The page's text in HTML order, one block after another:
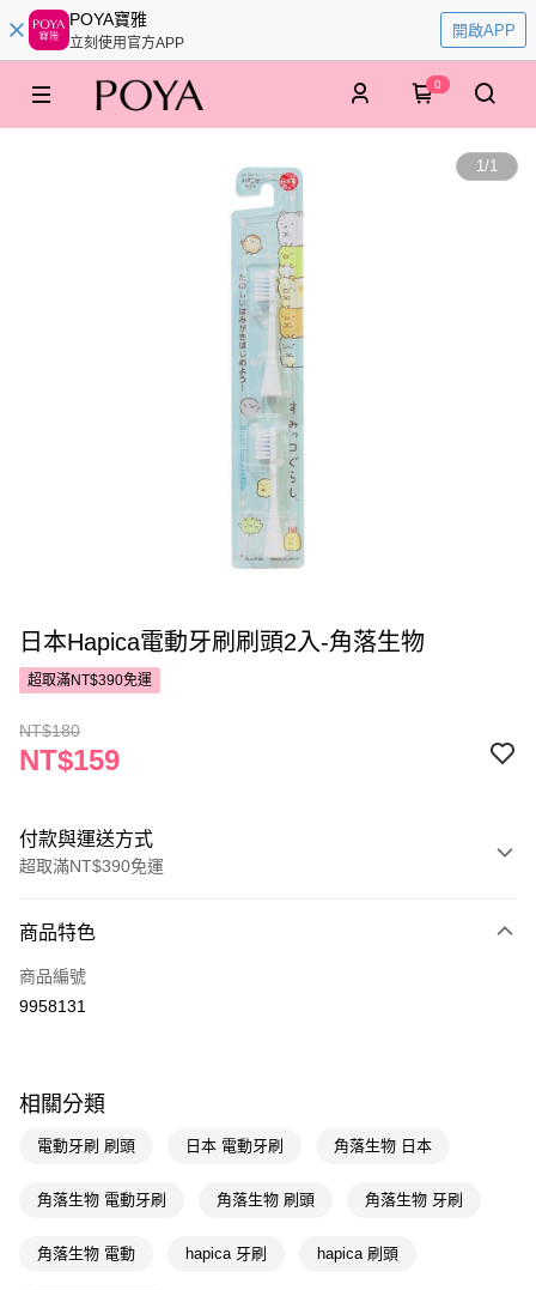
POYA寶雅
立刻使用官方APP
開啟APP
0
1/1
日本Hapica電動牙刷刷頭2入-角落生物
超取滿NT$390免運
NT$180
NT$159
付款與運送方式
超取滿NT$390免運
POYA支付
信用卡一次付款
悠遊付
Google Pay
商品特色
商品編號
9958131
相關分類
電動牙刷 刷頭 日本 電動牙刷 角落生物 日本
角落生物 電動牙刷 角落生物 刷頭 角落生物 牙刷
角落生物 電動 hapica 牙刷 hapica 刷頭